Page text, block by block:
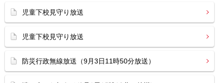
児童下校見守り放送
児童下校見守り放送
防災行政無線放送（9月3日11時50分放送）